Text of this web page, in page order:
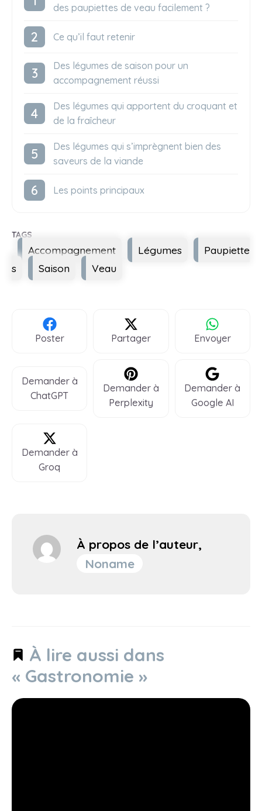
des paupiettes de veau facilement ?
Ce qu’il faut retenir
Des légumes de saison pour un
accompagnement réussi
Des légumes qui apportent du croquant et
de la fraîcheur
Des légumes qui s’imprègnent bien des
saveurs de la viande
Les points principaux
Accompagnement Légumes
Paupiette
s
Saison Veau
Poster Partager Envoyer
Demander à
ChatGPT
Demander à
Perplexity
Demander à
Google AI
Demander à
Groq
À propos de l’auteur,
Noname
À lire aussi dans
« Gastronomie »